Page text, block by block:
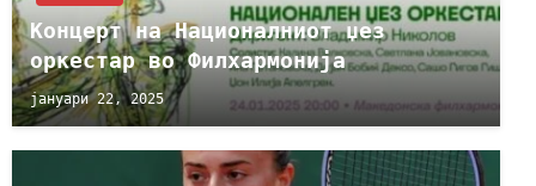
Концерт на Националниот џез
оркестар во Филхармонија
јануари 22, 2025